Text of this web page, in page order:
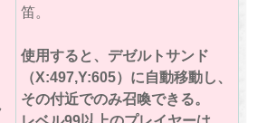
笛。
使用すると、デゼルトサンド
（X:497,Y:605）に自動移動し、
その付近でのみ召喚できる。